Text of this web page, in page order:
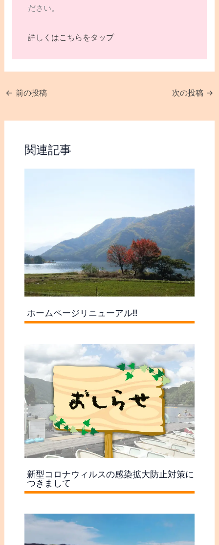
ださい。
詳しくはこちらをタップ
← 前の投稿 次の投稿 →
関連記事
ホームページリニューアル!!
新型コロナウィルスの感染拡大防止対策に
つきまして